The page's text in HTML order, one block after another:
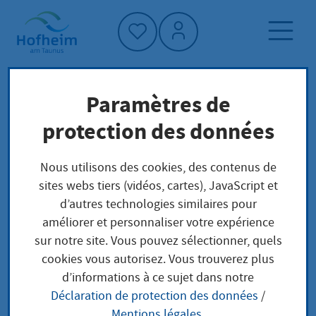
Accueil"
Page d'accueil
Trouver un service
Préoccupations locales
Steuerfreibeträge Eintragung für Kinder über
18 Jahren
Steuerfreibeträge
Eintragung für Kinder
Paramètres de
protection des données
Nous utilisons des cookies, des contenus de
sites webs tiers (vidéos, cartes), JavaScript et
d’autres technologies similaires pour
améliorer et personnaliser votre expérience
sur notre site. Vous pouvez sélectionner, quels
cookies vous autorisez. Vous trouverez plus
d’informations à ce sujet dans notre
Déclaration de protection des données /